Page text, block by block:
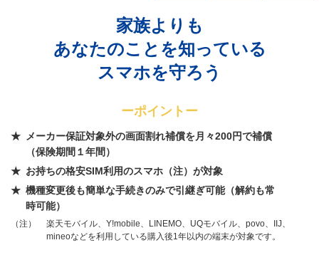
家族よりも
あなたのことを知っている
スマホを守ろう
ーポイントー
メーカー保証対象外の画面割れ補償を月々200円で補償
（保険期間１年間）
お持ちの格安SIM利用のスマホ（注）が対象
機種変更後も簡単な手続きのみで引継ぎ可能（解約も常
時可能）
（注）
楽天モバイル、Y!mobile、LINEMO、UQモバイル、povo、IIJ、
mineoなどを利用している購入後1年以内の端末が対象です。